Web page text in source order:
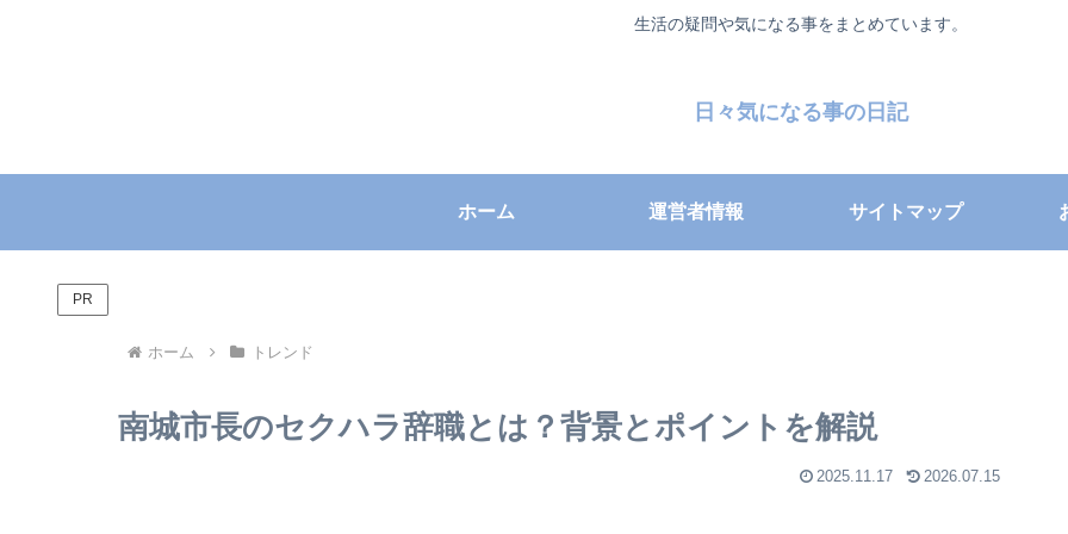
生活の疑問や気になる事をまとめています。
日々気になる事の日記
ホーム 運営者情報 サイトマップ
PR
ホーム トレンド
南城市長のセクハラ辞職とは？背景とポイントを解説
2025.11.17 2026.07.15